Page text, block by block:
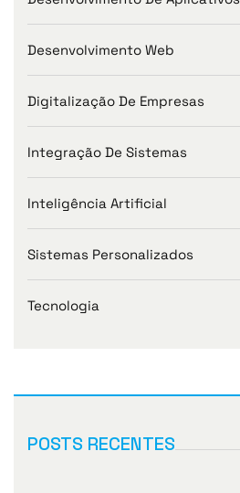
Desenvolvimento Web
Digitalização De Empresas
Integração De Sistemas
Inteligência Artificial
Sistemas Personalizados
Tecnologia
POSTS RECENTES